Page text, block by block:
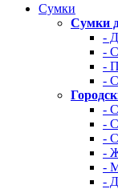
Сумки
Сумки
-
-
-
-
-
-
-
-
-
-